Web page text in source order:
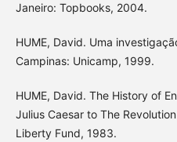
Janeiro: Topbooks, 2004.
HUME, David. Uma
Campinas: Unicamp, 1999.
HUME, David. The History of
Julius Caesar to The
Liberty Fund, 1983.